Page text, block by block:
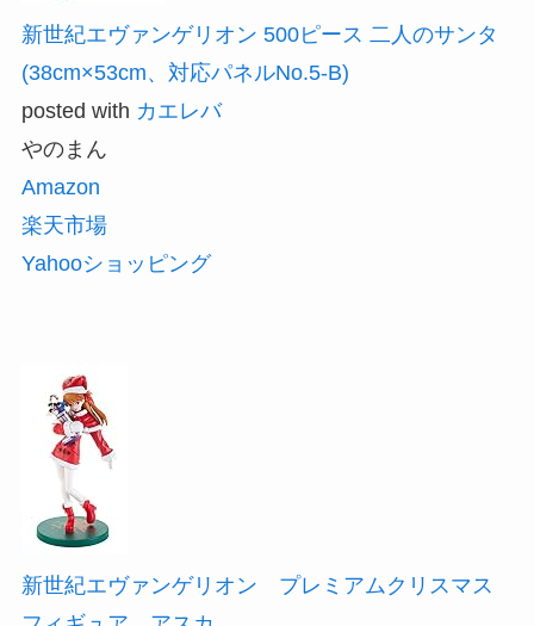
新世紀エヴァンゲリオン 500ピース 二人のサンタ
(38cm×53cm、対応パネルNo.5-B)
posted with カエレバ
やのまん
Amazon
楽天市場
Yahooショッピング
新世紀エヴァンゲリオン プレミアムクリスマス